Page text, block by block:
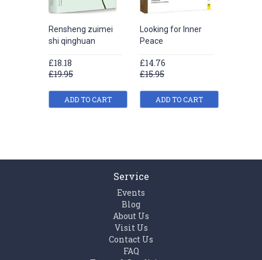
Rensheng zuimei
shi qinghuan
£18.18
£19.95
ADD TO CART
Looking for Inner
Peace
£14.76
£15.95
ADD TO CART
Service
Events
Blog
About Us
Visit Us
Contact Us
FAQ